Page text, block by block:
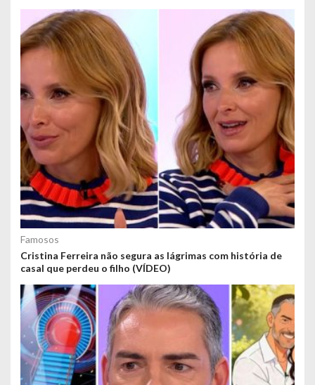
Famosos
Cristina Ferreira não segura as lágrimas com história de
casal que perdeu o filho (VÍDEO)